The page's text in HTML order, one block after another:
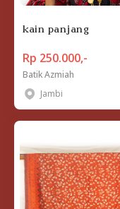
kain panjang
Rp 250.000,-
Batik Azmiah
Jambi